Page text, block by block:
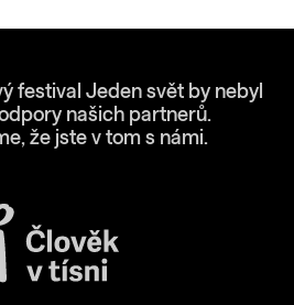
festival Jeden svět by nebyl
našich partnerů.
že jste v tom s námi.